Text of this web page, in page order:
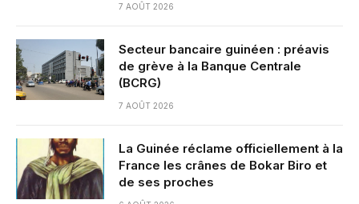
7 AOÛT 2026
Secteur bancaire guinéen : préavis
de grève à la Banque Centrale
(BCRG)
7 AOÛT 2026
La Guinée réclame officiellement à la
France les crânes de Bokar Biro et
de ses proches